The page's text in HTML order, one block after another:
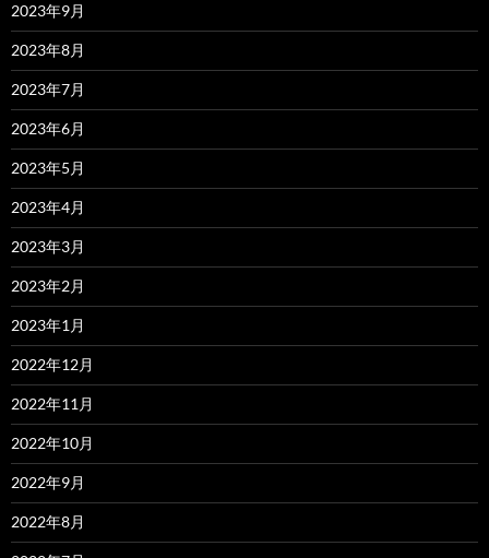
2023年9月
2023年8月
2023年7月
2023年6月
2023年5月
2023年4月
2023年3月
2023年2月
2023年1月
2022年12月
2022年11月
2022年10月
2022年9月
2022年8月